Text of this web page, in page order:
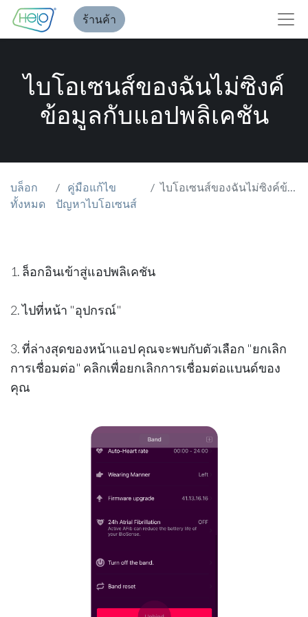
ร้านค้า
ไบโอเซนส์ของฉันไม่ซิงค์
ข้อมูลกับแอปพลิเคชัน
บล็อก
ทั้งหมด
คู่มือแก้ไข
ปัญหาไบโอเซนส์
ไบโอเซนส์ของฉันไม่ซิงค์ข้อมูลกับแอปพลิเคชัน
1. ล็อกอินเข้าสู่แอปพลิเคชัน
2. ไปที่หน้า "อุปกรณ์"
3. ที่ล่างสุดของหน้าแอป คุณจะพบกับตัวเลือก "ยกเลิก
การเชื่อมต่อ" คลิกเพื่อยกเลิกการเชื่อมต่อแบนด์ของ
คุณ